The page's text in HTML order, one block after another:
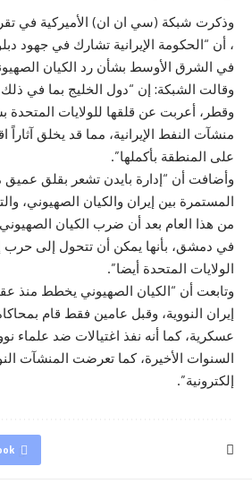
وذكرت شبكة (سي ان ان) الأميركية في
، أن “الحكومة الإيرانية تشارك في جهود
في الشرق الأوسط بشأن رد الكيان
وقالت الشبكة: إن “دول الخليج بما في ذلك
وقطر، أعربت عن قلقها للولايات
منشآت النفط الإيرانية، مما قد يخلق آثاراً
على المنطقة بأكملها”.
وأضافت أن “إدارة بايدن تشعر بقلق عميق
المستمرة بين إيران والكيان الصهيوني،
من هذا العام بعد أن ضرب الكيان الصهيوني
في دمشق، بأنها يمكن أن تتحول إلى حرب
الولايات المتحدة أيضا”.
وتابعت أن “الكيان الصهيوني يخطط منذ
إيران النووية، وقبل عامين فقط قام
عسكرية، كما أنه نفذ اغتيالات ضد علماء
السنوات الأخيرة، كما تعرضت المنشآت
إلكترونية”.